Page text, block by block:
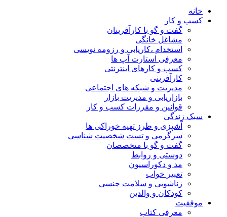
خانه
کسب و کار
گفت و گو با کارآفرینان
مشاغل خانگی
استخدام ،کاریابی و رزومه نویسی
معرفی استارت آپ ها
کسب و کارهای اینترنتی
کارآفرینی
مدیریت و شبکه های اجتماعی
بازاریابی و مدیریت بازار
قوانین و مقررات کسب و کار
سبک زندگی
آشپزی و طرز تهیه خوراکی ها
سرگرمی و تست شخصیت شناسی
گفت و گو با متخصصان
دوستی و روابط
مد و دکوراسیون
تعبیر خواب
زناشویی و سلامت جنسی
کودکان و والدین
موفقیت
معرفی کتاب